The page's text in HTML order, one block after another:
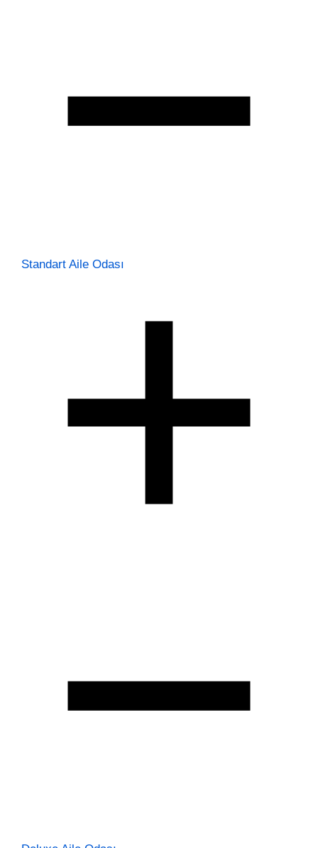
Standart Aile Odası